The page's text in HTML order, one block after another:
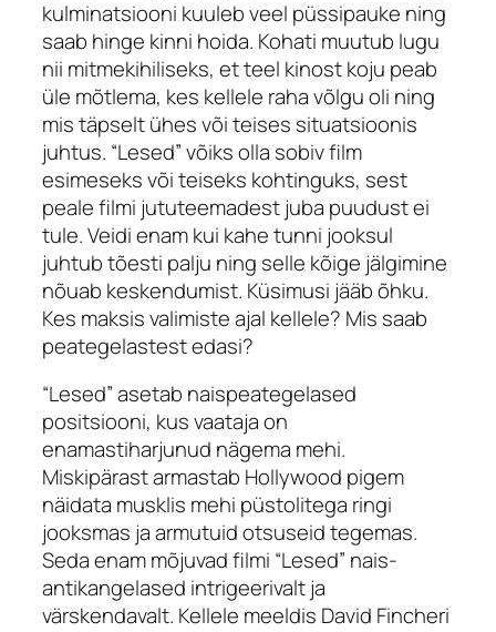
kulminatsiooni kuuleb veel püssipauke ning
saab hinge kinni hoida. Kohati muutub lugu
nii mitmekihiliseks, et teel kinost koju peab
üle mõtlema, kes kellele raha võlgu oli ning
mis täpselt ühes või teises situatsioonis
juhtus. “Lesed” võiks olla sobiv film
esimeseks või teiseks kohtinguks, sest
peale filmi jututeemadest juba puudust ei
tule. Veidi enam kui kahe tunni jooksul
juhtub tõesti palju ning selle kõige jälgimine
nõuab keskendumist. Küsimusi jääb õhku.
Kes maksis valimiste ajal kellele? Mis saab
peategelastest edasi?
“Lesed” asetab naispeategelased
positsiooni, kus vaataja on
enamastiharjunud nägema mehi.
Miskipärast armastab Hollywood pigem
näidata musklis mehi püstolitega ringi
jooksmas ja armutuid otsuseid tegemas.
Seda enam mõjuvad filmi “Lesed” nais-
antikangelased intrigeerivalt ja
värskendavalt. Kellele meeldis David Fincheri